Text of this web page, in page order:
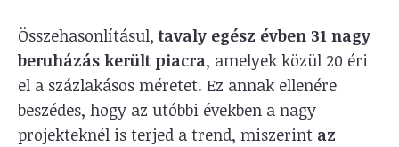
Összehasonlításul,tavaly egész évben 31 nagy
beruházás került piacra, amelyek közül 20 éri
el a százlakásos méretet. Ez annak ellenére
beszédes, hogy az utóbbi években a nagy
projekteknél is terjed a trend, miszerint az